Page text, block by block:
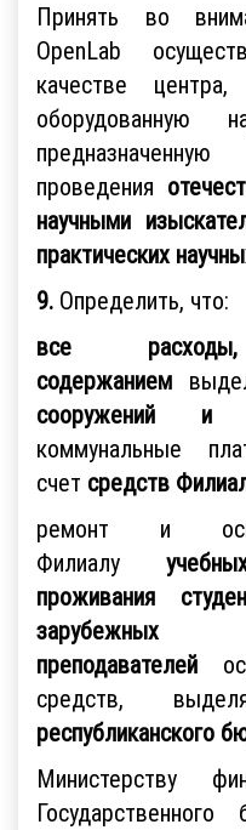
Принять во
OpenLab
качестве
оборудованную
проведения
научными
практических
9. Определить, что:
все
содержанием
сооружений и
коммунальные
счет средств
ремонт и
Филиалу
проживания
преподавателей
средств,
республиканского
Министерству